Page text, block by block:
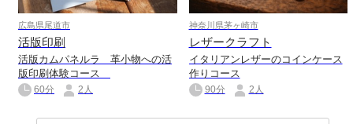
広島県尾道市
活版印刷
活版カムパネルラ 革小物への活
版印刷体験コース
60分 2人
神奈川県茅ヶ崎市
レザークラフト
イタリアンレザーのコインケース
作りコース
90分 2人